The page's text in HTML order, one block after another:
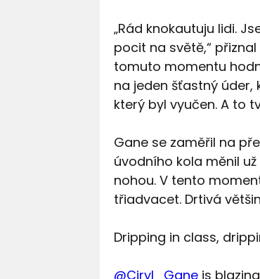
„Rád knokautuju lidi.
pocit na světě,“
tomuto momentu
na jeden šťastný úder,
který byl vyučen. A to
Gane se zaměřil na
úvodního kola měnil
nohou. V tento
třiadvacet. Drtivá
Dripping in class,
@Ciryl_Ganeis